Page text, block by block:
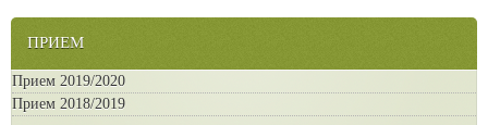
ПРИЕМ
Прием 2019/2020
Прием 2018/2019